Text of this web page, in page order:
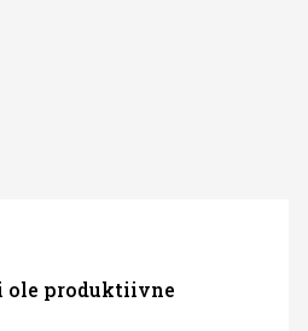
ole produktiivne